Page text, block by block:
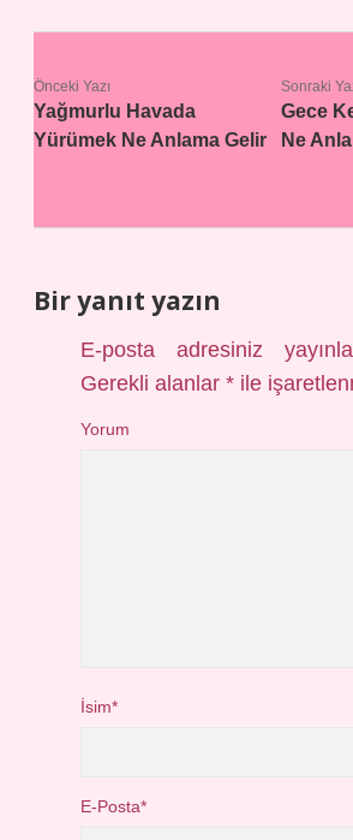
Önceki Yazı
Yağmurlu Havada
Yürümek Ne Anlama Gelir
Sonraki
Gece
Ne
Bir yanıt yazın
E-posta adresiniz
Gerekli alanlar* ile
Yorum
İsim*
E-Posta*